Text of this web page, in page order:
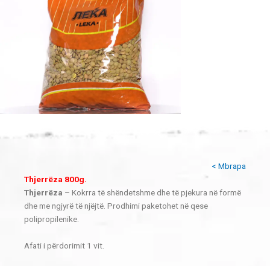
< Mbrapa
Thjerrëza 800g.
Thjerrëza – Kokrra të shëndetshme dhe të pjekura në formë
dhe me ngjyrë të njëjtë. Prodhimi paketohet në qese
polipropilenike.
Afati i përdorimit 1 vit.